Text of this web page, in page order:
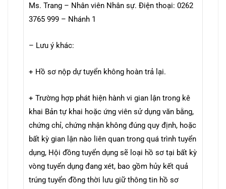
Ms. Trang – Nhân viên Nhân sự. Điện thoại: 0262
3765 999 – Nhánh 1
– Lưu ý khác:
+ Hồ sơ nộp dự tuyển không hoàn trả lại.
+ Trường hợp phát hiện hành vi gian lận trong kê
khai Bản tự khai hoặc ứng viên sử dụng văn bằng,
chứng chỉ, chứng nhận không đúng quy định, hoặc
bất kỳ gian lận nào liên quan trong quá trình tuyển
dụng, Hội đồng tuyển dụng sẽ loại hồ sơ tại bất kỳ
vòng tuyển dụng đang xét, bao gồm hủy kết quả
trúng tuyển đồng thời lưu giữ thông tin hồ sơ